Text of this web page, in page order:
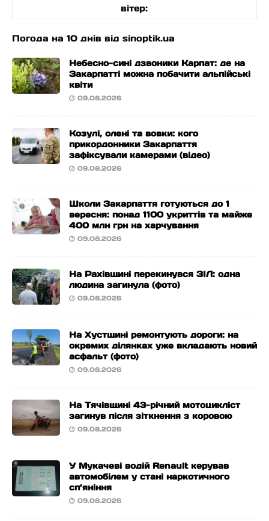
вітер:
Погода на 10 днів від sinoptik.ua
Небесно-сині дзвоники Карпат: де на
Закарпатті можна побачити альпійські
квіти
09.08.2026
Козулі, олені та вовки: кого
прикордонники Закарпаття
зафіксували камерами (відео)
09.08.2026
Школи Закарпаття готуються до 1
вересня: понад 1100 укриттів та майже
400 млн грн на харчування
09.08.2026
На Рахівщині перекинувся ЗІЛ: одна
людина загинула (фото)
09.08.2026
На Хустщині ремонтують дороги: на
окремих ділянках уже вкладають новий
асфальт (фото)
09.08.2026
На Тячівщині 43-річний мотоцикліст
загинув після зіткнення з коровою
09.08.2026
У Мукачеві водій Renault керував
автомобілем у стані наркотичного
сп’яніння
09.08.2026